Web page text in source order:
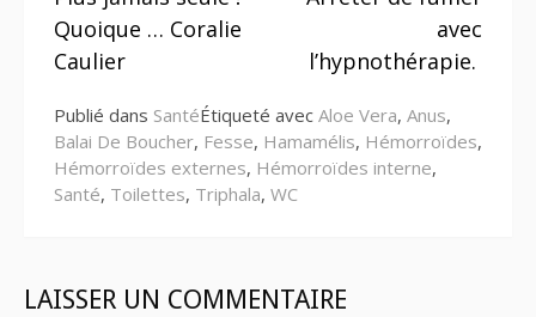
la
suite
Quoique … Coralie
Caulier
avec
l’hypnothérapie.
Publié dans SantéÉtiqueté avec Aloe Vera, Anus,
Balai De Boucher, Fesse, Hamamélis, Hémorroïdes,
Hémorroïdes externes, Hémorroïdes interne,
Santé, Toilettes, Triphala, WC
LAISSER UN COMMENTAIRE